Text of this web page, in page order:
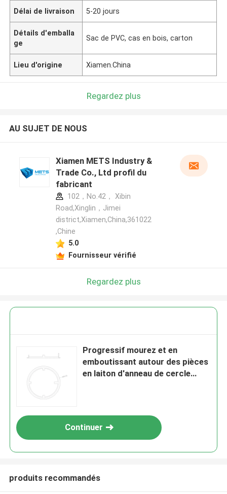
Délai de livraison 5-20 jours
Détails d'emballa
ge
Sac de PVC, cas en bois, carton
Lieu d'origine Xiamen.China
Regardez plus
AU SUJET DE NOUS
Xiamen METS Industry &
Trade Co., Ltd profil du
fabricant
102，No.42， Xibin
Road,Xinglin，Jimei
district,Xiamen,China,361022
,Chine
5.0
Fournisseur vérifié
Regardez plus
Progressif mourez et en
emboutissant autour des pièces
en laiton d'anneau de cercle
Continuer
produits recommandés